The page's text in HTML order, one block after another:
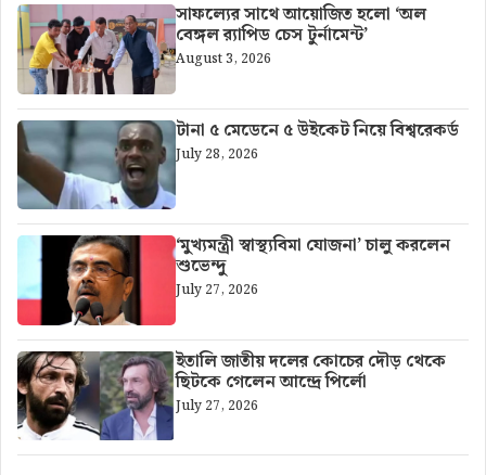
সাফল্যের সাথে আয়োজিত হলো ‘অল
বেঙ্গল র‍্যাপিড চেস টুর্নামেন্ট’
August 3, 2026
টানা ৫ মেডেনে ৫ উইকেট নিয়ে বিশ্বরেকর্ড
July 28, 2026
‘মুখ্যমন্ত্রী স্বাস্থ্যবিমা যোজনা’ চালু করলেন
শুভেন্দু
July 27, 2026
ইতালি জাতীয় দলের কোচের দৌড় থেকে
ছিটকে গেলেন আন্দ্রে পির্লো
July 27, 2026